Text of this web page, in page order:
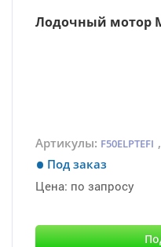
Лодочный мотор
Артикулы: F50ELPTEFI ,
Под заказ
Цена: по запросу